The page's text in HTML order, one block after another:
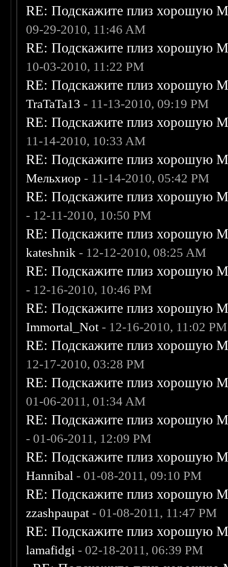
RE: Подскажите плиз хорошую
09-29-2010, 11:46 AM
RE: Подскажите плиз хорошую
10-03-2010, 11:22 PM
RE: Подскажите плиз хорошую
TraTaTa13 - 11-13-2010, 09:19 PM
RE: Подскажите плиз хорошую
11-14-2010, 10:33 AM
RE: Подскажите плиз хорошую
Мельхиор - 11-14-2010, 05:42 PM
RE: Подскажите плиз хорошую
- 12-11-2010, 10:50 PM
RE: Подскажите плиз хорошую
kateshnik - 12-12-2010, 08:25 AM
RE: Подскажите плиз хорошую
- 12-16-2010, 10:46 PM
RE: Подскажите плиз хорошую
Immortal_Not - 12-16-2010, 11:02 PM
RE: Подскажите плиз хорошую
12-17-2010, 03:28 PM
RE: Подскажите плиз хорошую
01-06-2011, 01:34 AM
RE: Подскажите плиз хорошую
- 01-06-2011, 12:09 PM
RE: Подскажите плиз хорошую
Hannibal - 01-08-2011, 09:10 PM
RE: Подскажите плиз хорошую
zzashpaupat - 01-08-2011, 11:47 PM
RE: Подскажите плиз хорошую
lamafidgi - 02-18-2011, 06:39 PM